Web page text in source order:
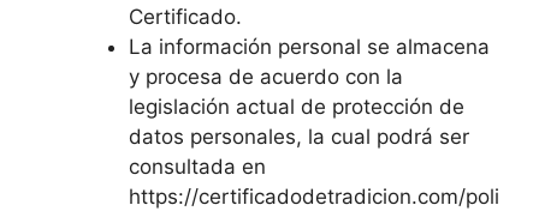
Certificado.
La información personal se almacena
y procesa de acuerdo con la
legislación actual de protección de
datos personales, la cual podrá ser
consultada en
https://certificadodetradicion.com/poli